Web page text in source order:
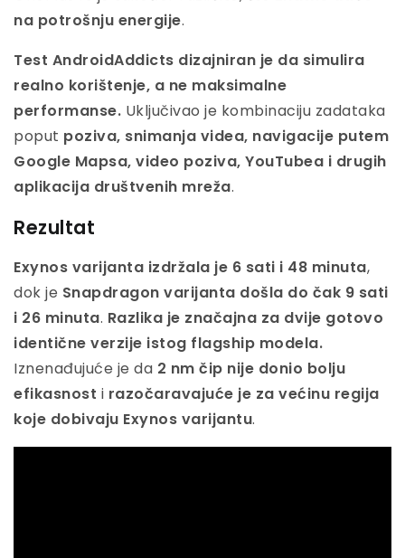
na potrošnju energije.
Test AndroidAddicts dizajniran je da simulira
realno korištenje, a ne maksimalne
performanse. Uključivao je kombinaciju zadataka
poput poziva, snimanja videa, navigacije putem
Google Mapsa, video poziva, YouTubea i drugih
aplikacija društvenih mreža.
Rezultat
Exynos varijanta izdržala je 6 sati i 48 minuta,
dok je Snapdragon varijanta došla do čak 9 sati
i 26 minuta. Razlika je značajna za dvije gotovo
identične verzije istog flagship modela.
Iznenađujuće je da 2 nm čip nije donio bolju
efikasnost i razočaravajuće je za većinu regija
koje dobivaju Exynos varijantu.